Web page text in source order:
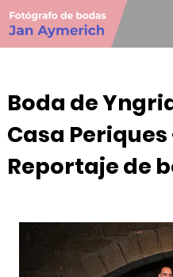
Boda de
Casa
Reportaje de